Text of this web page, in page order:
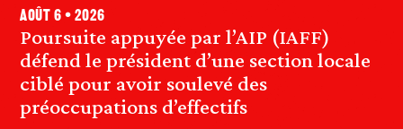
Poursuite appuyée par l’AIP (IAFF)
défend le président d’une section locale
ciblé pour avoir soulevé des
préoccupations d’effectifs
août 6 • 2026